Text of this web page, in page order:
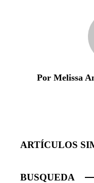
Por Melissa
ARTÍCULOS
BUSQUEDA